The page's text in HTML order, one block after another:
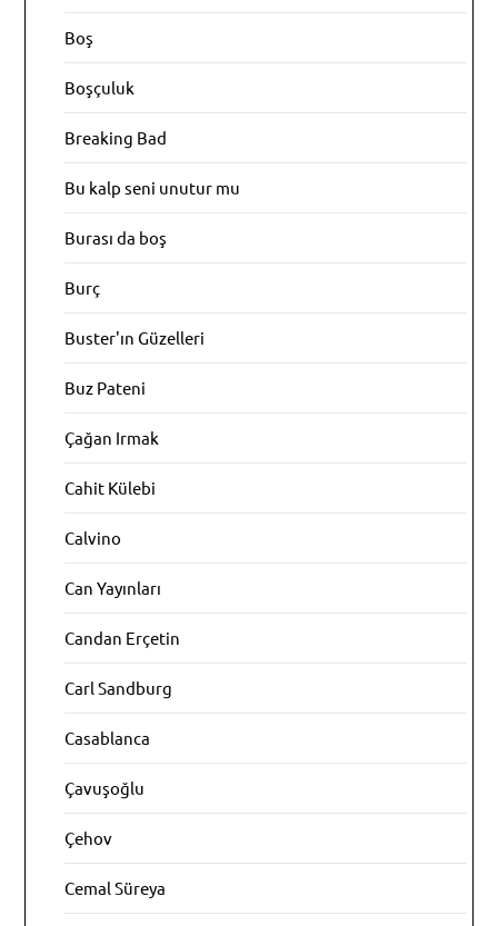
Boş
Boşçuluk
Breaking Bad
Bu kalp seni unutur mu
Burası da boş
Burç
Buster'ın Güzelleri
Buz Pateni
Çağan Irmak
Cahit Külebi
Calvino
Can Yayınları
Candan Erçetin
Carl Sandburg
Casablanca
Çavuşoğlu
Çehov
Cemal Süreya